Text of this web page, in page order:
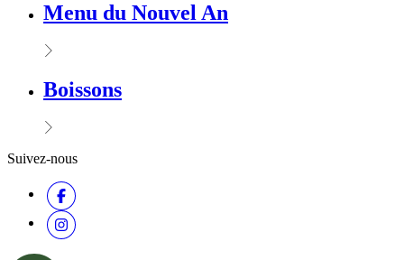
Menu du Nouvel An
Boissons
Suivez-nous